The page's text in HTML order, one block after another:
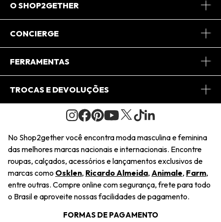
O SHOP2GETHER
Sobre Nós
Journal
Saiu na Mídia
Sustentabilidade
Navegando
CONCIERGE
Central de Relacionamento
Regulamento e Promoções
FERRAMENTAS
Minha Conta
Pedido de Presente
Wishlist
TROCAS E DEVOLUÇÕES
Condições Gerais
Troca Fácil
Restituição de Pagamento
Dúvidas Frequentes
Termos e Condições
No Shop2gether você encontra moda masculina e feminina
das melhores marcas nacionais e internacionais. Encontre
roupas, calçados, acessórios e lançamentos exclusivos de
marcas como Osklen, Ricardo Almeida, Animale, Farm,
entre outras. Compre online com segurança, frete para todo
o Brasil e aproveite nossas facilidades de pagamento.
FORMAS DE PAGAMENTO